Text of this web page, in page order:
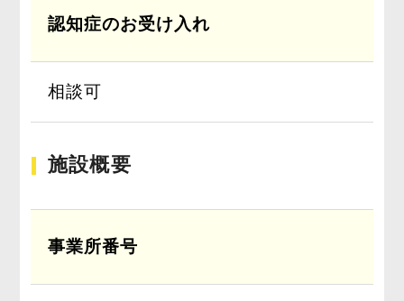
認知症のお受け入れ
相談可
施設概要
事業所番号